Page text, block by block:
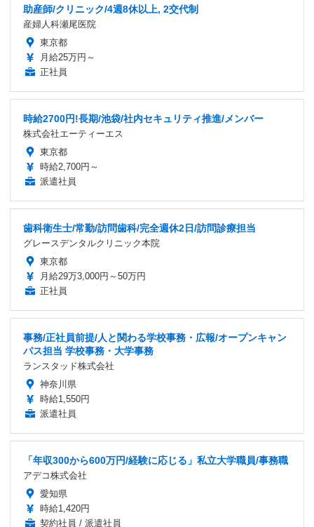
助産師/クリニック/4週8休以上, 2交代制
産婦人科瀬尾医院
東京都
月給25万円～
正社員
時給2700円!長期/池袋/社内セキュリティ推進/メンバー
株式会社エーティーエス
東京都
時給2,700円～
派遣社員
歯科衛生士/常勤/訪問歯科/完全週休2日/訪問診療担当
グレースデンタルクリニック本院
東京都
月給29万3,000円～50万円
正社員
事務/正社員前提/人と関わる学校事務・広報/オープンキャン
パス担当 学校事務・大学事務
ランスタッド株式会社
神奈川県
時給1,550円
派遣社員
「年収300から600万円/経験に応じる」私立大学職員/事務職
アデコ株式会社
愛知県
時給1,420円
契約社員 / 派遣社員